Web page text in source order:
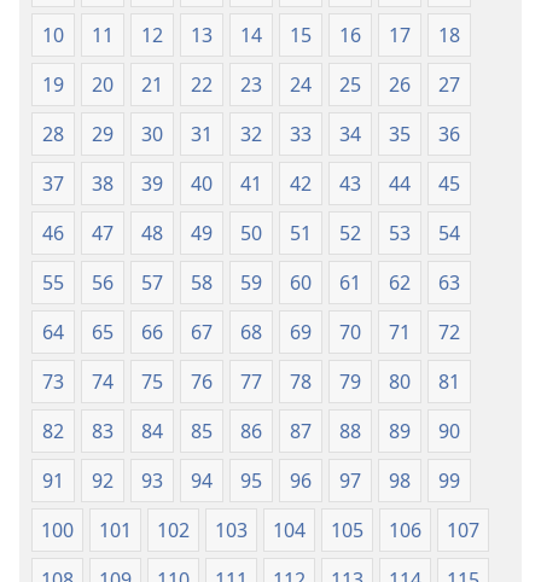
10
11 12 13 14 15 16 17
18
19
20 21 22 23 24 25 26
27
28
29 30 31 32 33 34 35
36
37
38 39 40 41 42 43 44
45
46
47 48 49 50 51 52 53
54
55
56 57 58 59 60 61 62
63
64
65 66 67 68 69 70 71
72
73
74 75 76 77 78 79 80
81
82
83 84 85 86 87 88 89
90
91
92 93 94 95 96 97 98
99
100
101 102 103 104 105 106
107